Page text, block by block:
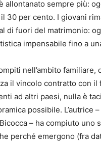
allontanato sempre più:
30 per cento. I giovani
di fuori del matrimonio:
impensabile fino a
nell’ambito familiare,
il vincolo contratto con il
ad altri paesi, nulla è
possibile. L’autrice
– ha compiuto uno
perché emergono (fra